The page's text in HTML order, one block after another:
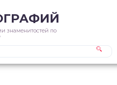
знаменитостей по